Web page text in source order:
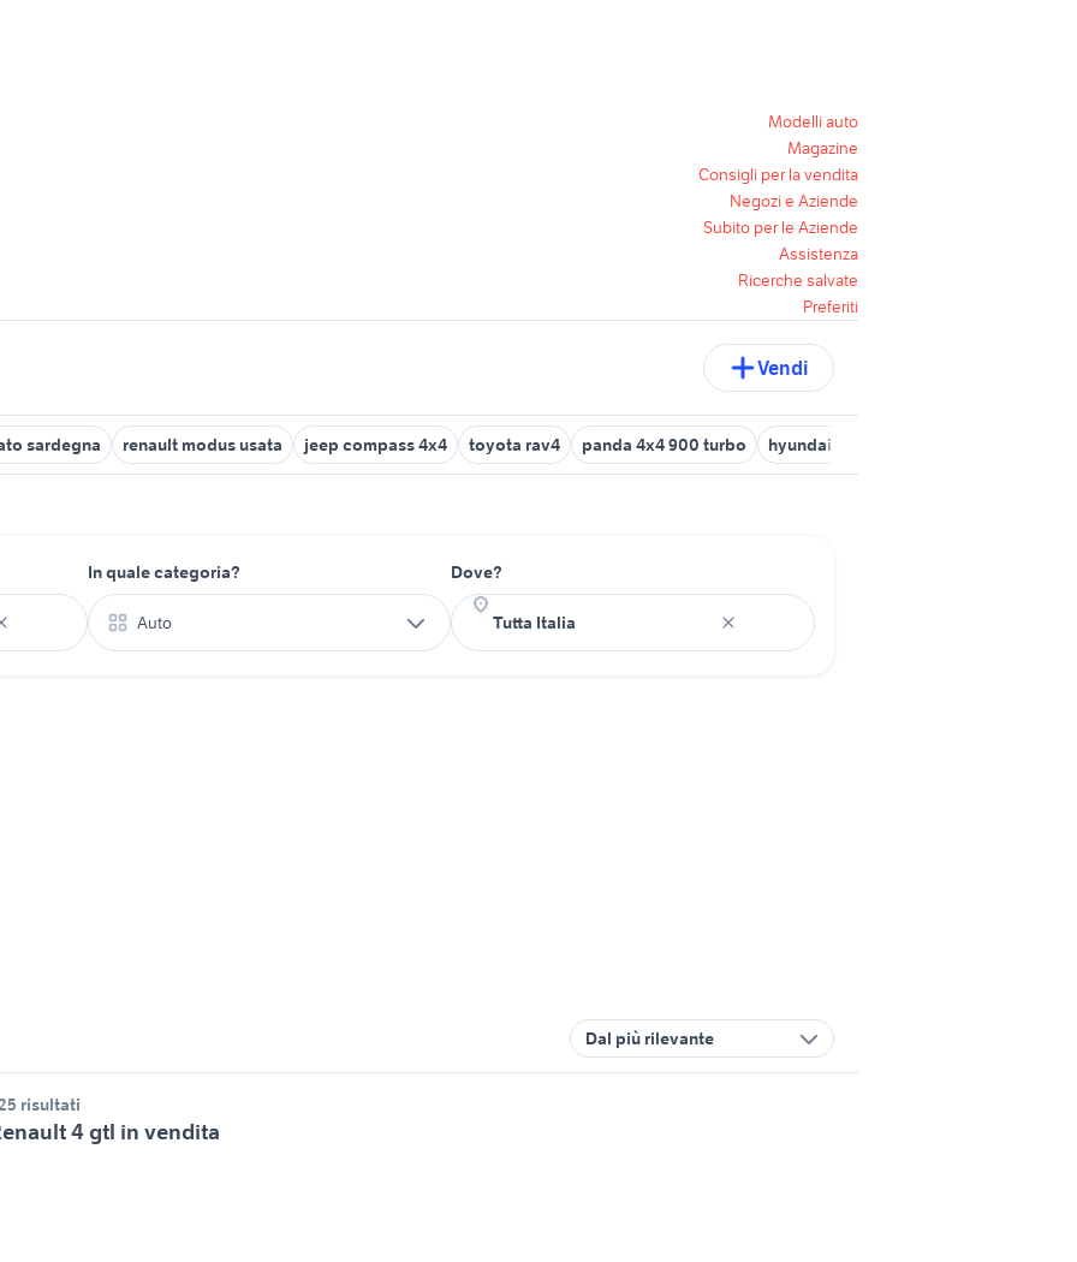
Modelli auto
Magazine
Consigli per la vendita
Negozi e Aziende
Subito per le Aziende
Assistenza
Ricerche salvate
Preferiti
Vendi
sardegna renault modus usata jeep compass 4x4 toyota rav4 panda 4x4 900 turbo hyundai 4x4
In quale categoria?
Auto
Dove?
Dal più rilevante
risultati
4 gtl in vendita